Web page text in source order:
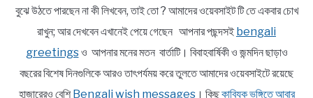
বুঝে উঠতে পারছেন না কী লিখবেন, তাই তো ? আমাদের ওয়েবসাইট টি তে একবার চোখ
রাখুন; আর দেখবেন এখানেই পেয়ে গেছেন আপনার পছন্দসই bengali
greetingsও আপনার মনের মতন বার্তাটি। বিবাহবার্ষিকী ও জন্মদিন ছাড়াও
বছরের বিশেষ দিনগুলিকে আরও তাৎপর্যময় করে তুলতে আমাদের ওয়েবসাইটে রয়েছে
হাজারেরও বেশিBengali wish messages। কিছুকাব্যিক ভঙ্গিতে আবার